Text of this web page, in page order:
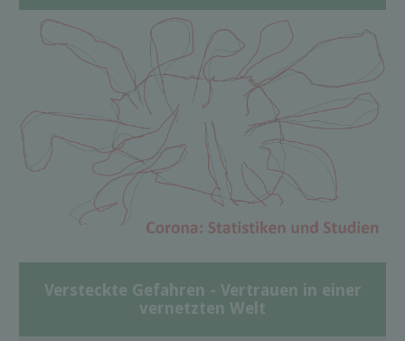
Versteckte Gefahren - Vertrauen in einer
vernetzten Welt